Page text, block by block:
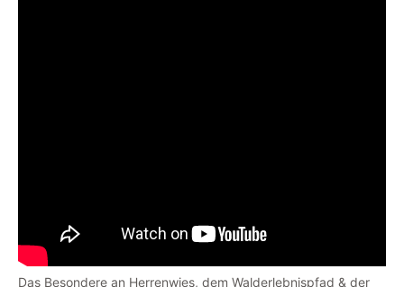
Das Besondere an Herrenwies, dem Walderlebnispfad & der